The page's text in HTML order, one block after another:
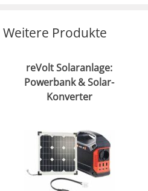
Weitere Produkte
reVolt Solaranlage:
Powerbank & Solar-
Konverter